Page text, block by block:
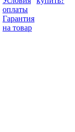
оплаты
Гарантия
на товар